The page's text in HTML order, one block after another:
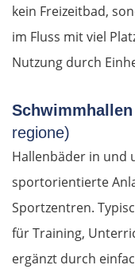
kein Freizeitbad,
im Fluss mit viel
Nutzung durch
regione)
Hallenbäder in und
sportorientierte
Sportzentren.
für Training,
ergänzt durch